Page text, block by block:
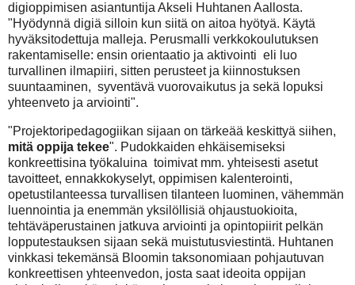
digioppimisen asiantuntija Akseli Huhtanen Aallosta.
"Hyödynnä digiä silloin kun siitä on aitoa hyötyä. Käytä
hyväksitodettuja malleja. Perusmalli verkkokoulutuksen
rakentamiselle: ensin orientaatio ja aktivointi eli luo
turvallinen ilmapiiri, sitten perusteet ja kiinnostuksen
suuntaaminen, syventävä vuorovaikutus ja sekä lopuksi
yhteenveto ja arviointi".
"Projektoripedagogiikan sijaan on tärkeää keskittyä siihen,
mitä oppija tekee". Pudokkaiden ehkäisemiseksi
konkreettisina työkaluina toimivat mm. yhteisesti asetut
tavoitteet, ennakkokyselyt, oppimisen kalenterointi,
opetustilanteessa turvallisen tilanteen luominen, vähemmän
luennointia ja enemmän yksilöllisiä ohjaustuokioita,
tehtäväperustainen jatkuva arviointi ja opintopiirit pelkän
lopputestauksen sijaan sekä muistutusviestintä. Huhtanen
vinkkasi tekemänsä Bloomin taksonomiaan pohjautuvan
konkreettisen yhteenvedon, josta saat ideoita oppijan